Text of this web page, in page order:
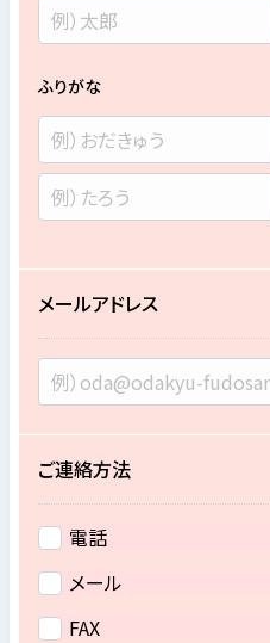
ふりがな
メールアドレス
ご連絡方法
電話
メール
FAX